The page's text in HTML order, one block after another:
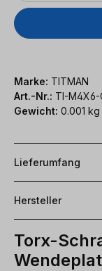
Marke: TITMAN
Art.-Nr.: TI-M4X6-
Gewicht: 0.001 kg
Lieferumfang
Hersteller
Torx-